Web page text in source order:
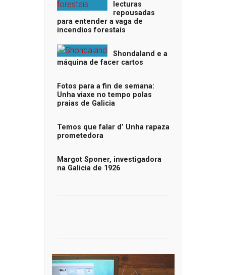
lecturas
repousadas
para entender a vaga de
incendios forestais
Shondaland e a
máquina de facer cartos
Fotos para a fin de semana:
Unha viaxe no tempo polas
praias de Galicia
Temos que falar d’ Unha rapaza
prometedora
Margot Sponer, investigadora
na Galicia de 1926